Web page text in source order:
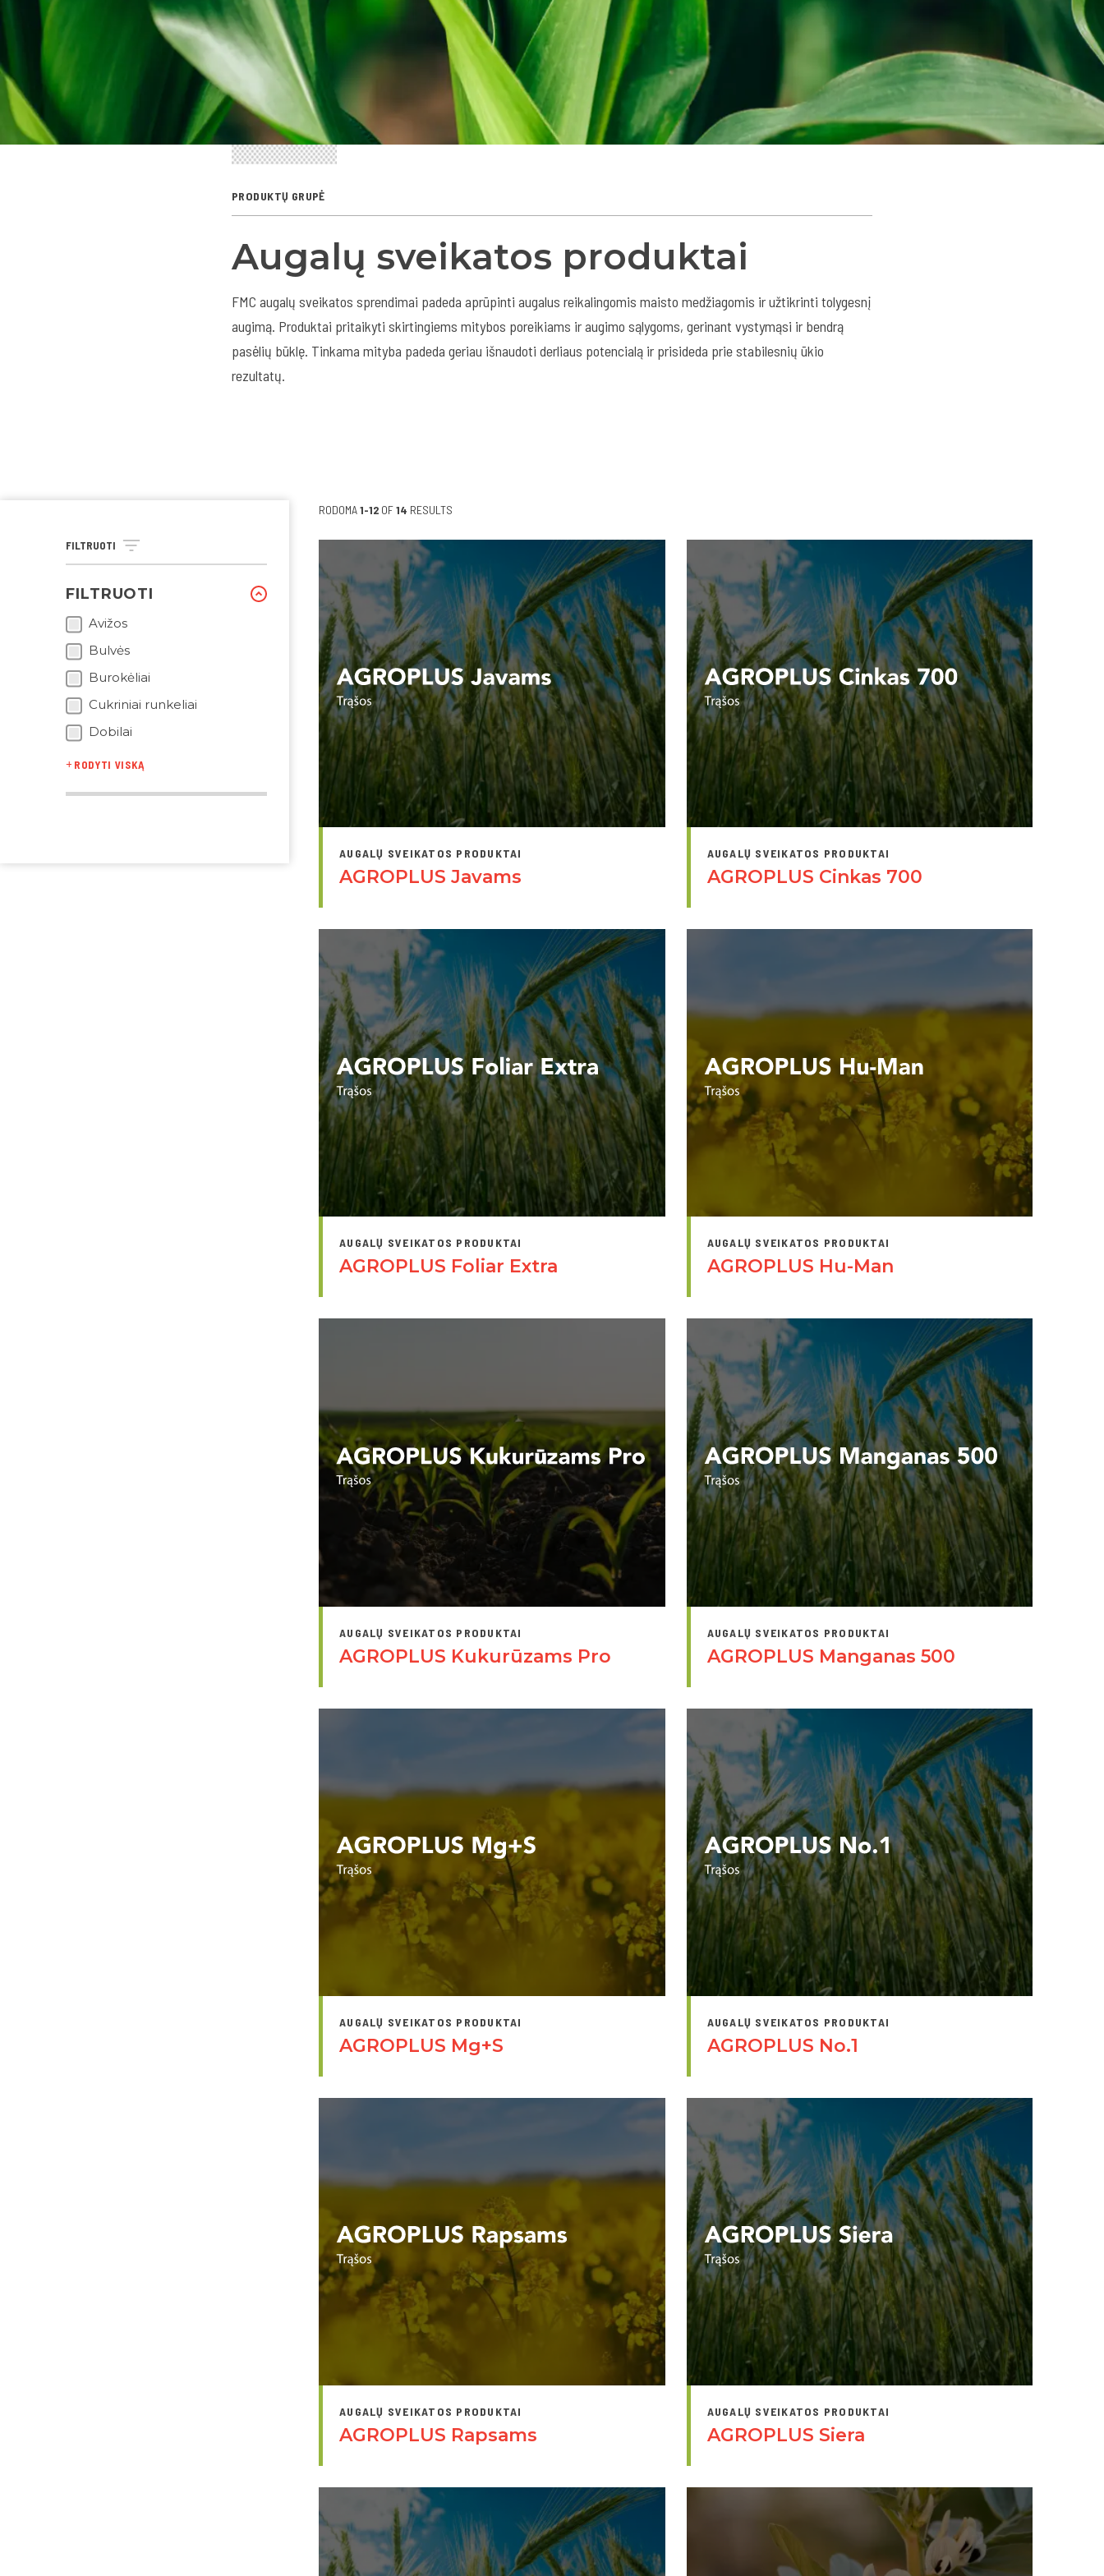
PRODUKTŲ GRUPĖ
Augalų sveikatos produktai
FMC augalų sveikatos sprendimai padeda aprūpinti augalus reikalingomis maisto medžiagomis ir užtikrinti tolygesnį
augimą. Produktai pritaikyti skirtingiems mitybos poreikiams ir augimo sąlygoms, gerinant vystymąsi ir bendrą
pasėlių būklę. Tinkama mityba padeda geriau išnaudoti derliaus potencialą ir prisideda prie stabilesnių ūkio
rezultatų.
FILTRUOTI
FILTRUOTI
Avižos
Bulvės
Burokėliai
Cukriniai runkeliai
Dobilai
RODYTI VISKĄ
RODOMA1-12 OF14 RESULTS
AUGALŲ SVEIKATOS PRODUKTAI
AGROPLUS Javams
AUGALŲ SVEIKATOS PRODUKTAI
AGROPLUS Cinkas 700
AUGALŲ SVEIKATOS PRODUKTAI
AGROPLUS Foliar Extra
AUGALŲ SVEIKATOS PRODUKTAI
AGROPLUS Hu-Man
AUGALŲ SVEIKATOS PRODUKTAI
AGROPLUS Kukurūzams Pro
AUGALŲ SVEIKATOS PRODUKTAI
AGROPLUS Manganas 500
AUGALŲ SVEIKATOS PRODUKTAI
AGROPLUS Mg+S
AUGALŲ SVEIKATOS PRODUKTAI
AGROPLUS No.1
AUGALŲ SVEIKATOS PRODUKTAI
AGROPLUS Rapsams
AUGALŲ SVEIKATOS PRODUKTAI
AGROPLUS Siera